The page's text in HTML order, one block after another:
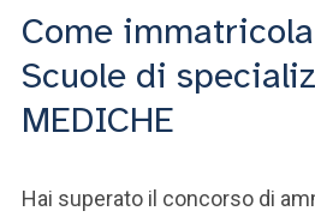
Come
Scuole di
MEDICHE
Hai superato il concorso di